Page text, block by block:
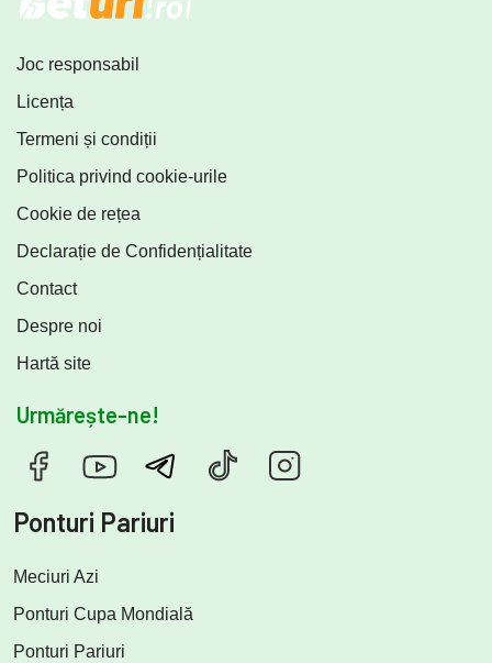
Joc responsabil
Licența
Termeni și condiții
Politica privind cookie-urile
Cookie de rețea
Declarație de Confidențialitate
Contact
Despre noi
Hartă site
Urmărește-ne!
Ponturi Pariuri
Meciuri Azi
Ponturi Cupa Mondială
Ponturi Pariuri